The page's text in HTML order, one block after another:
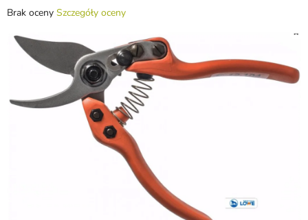
Średnia
produktu
wynosi
5
Brak oceny Szczegóły oceny